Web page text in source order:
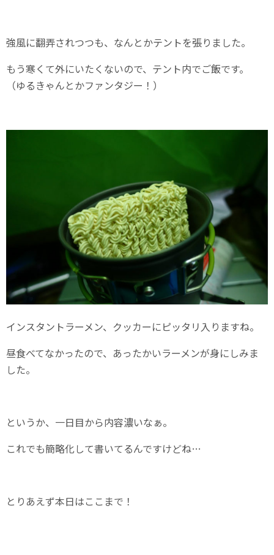
強風に翻弄されつつも、なんとかテントを張りました。
もう寒くて外にいたくないので、テント内でご飯です。
（ゆるきゃんとかファンタジー！）
インスタントラーメン、クッカーにピッタリ入りますね。
昼食べてなかったので、あったかいラーメンが身にしみま
した。
というか、一日目から内容濃いなぁ。
これでも簡略化して書いてるんですけどね…
とりあえず本日はここまで！